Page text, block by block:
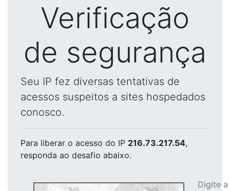
Verificação
de segurança
Seu IP fez diversas tentativas de
acessos suspeitos a sites hospedados
conosco.
Para liberar o acesso do IP 216.73.217.54,
responda ao desafio abaixo.
Digite